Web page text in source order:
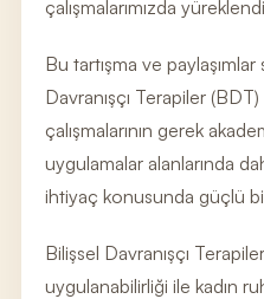
çalışmalarımızda
Bu tartışma ve
Davranışçı Terapiler (BDT)
çalışmalarının gerek
uygulamalar alanlarında
ihtiyaç konusunda güçlü
Bilişsel Davranışçı
uygulanabilirliği ile kadın